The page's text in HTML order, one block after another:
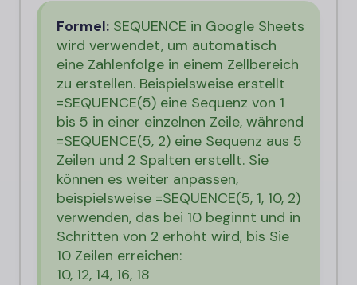
Formel: SEQUENCE in Google Sheets
wird verwendet, um automatisch
eine Zahlenfolge in einem Zellbereich
zu erstellen. Beispielsweise erstellt
=SEQUENCE(5) ​​​​eine Sequenz von 1
bis 5 in einer einzelnen Zeile, während
=SEQUENCE(5, 2) eine Sequenz aus 5
Zeilen und 2 Spalten erstellt. Sie
können es weiter anpassen,
beispielsweise =SEQUENCE(5, 1, 10, 2)
verwenden, das bei 10 beginnt und in
Schritten von 2 erhöht wird, bis Sie
10 Zeilen erreichen:
10, 12, 14, 16, 18